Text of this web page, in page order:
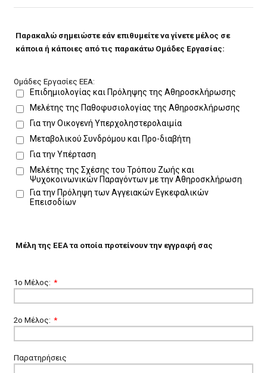
Παρακαλώ σημειώστε εάν επιθυμείτε να γίνετε μέλος σε
κάποια ή κάποιες από τις παρακάτω Ομάδες Εργασίας:
Ομάδες Εργασίες ΕΕΑ:
Επιδημιολογίας και Πρόληψης της Αθηροσκλήρωσης
Μελέτης της Παθοφυσιολογίας της Αθηροσκλήρωσης
Για την Οικογενή Υπερχοληστερολαιμία
Μεταβολικού Συνδρόμου και Προ-διαβήτη
Για την Υπέρταση
Μελέτης της Σχέσης του Τρόπου Ζωής και
Ψυχοκοινωνικών Παραγόντων με την Αθηροσκλήρωση
Για την Πρόληψη των Αγγειακών Εγκεφαλικών
Επεισοδίων
Μέλη της ΕΕΑ τα οποία προτείνουν την εγγραφή σας
1ο Μέλος: *
2ο Μέλος: *
Παρατηρήσεις